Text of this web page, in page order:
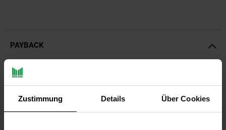
Zustimmung Details Über Cookies
PAYBACK
Payback Punkte
Extra°Punkte:
0